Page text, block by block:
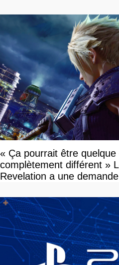
« Ça pourrait être quelque
complètement différent »
Revelation a une